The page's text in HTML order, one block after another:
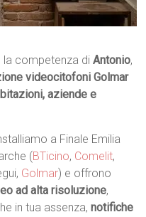
la competenza diAntonio,
videocitofoni Golmar
aziende e
a Finale Emilia
(BTicino, Comelit,
Golmar) e offrono
ad alta risoluzione,
in tua assenza,notifiche